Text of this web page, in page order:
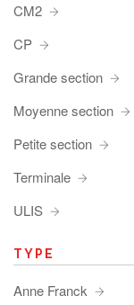
CM2
CP
Grande section
Moyenne section
Petite section
Terminale
ULIS
TYPE
Anne Franck